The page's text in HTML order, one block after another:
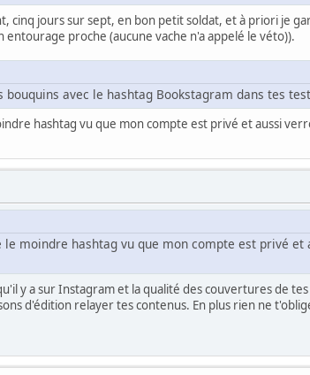
cinq jours sur sept, en bon petit soldat, et à priori je
entourage proche (aucune vache n'a appelé le véto)).
avec le hashtag Bookstagram dans tes
hashtag vu que mon compte est privé et aussi
moindre hashtag vu que mon compte est privé
y a sur Instagram et la qualité des couvertures de
d'édition relayer tes contenus. En plus rien ne